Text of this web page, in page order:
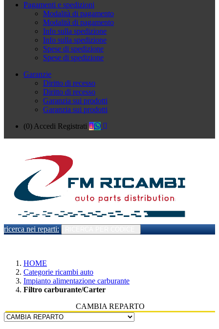
Pagamenti e spedizioni
Modalità di pagamento
Modalità di pagamento
Info sulla spedizione
Info sulla spedizione
Spese di spedizione
Spese di spedizione
Garanzie
Diritto di recesso
Diritto di recesso
Garanzia sui prodotti
Garanzia sui prodotti
(0) Accedi Registrati
ricerca nei reparti:
HOME
Categorie ricambi auto
Impianto alimentazione carburante
Filtro carburante/Carter
CAMBIA REPARTO